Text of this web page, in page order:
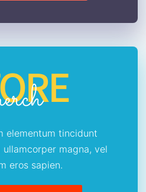
elementum tincidunt
magna, vel
eros sapien.